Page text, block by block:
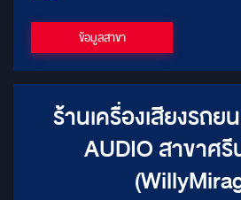
ข้อมูลสาขา
ร้านเครื่องเสียงรถย
AUDIO สาขาศรีนครินทร์